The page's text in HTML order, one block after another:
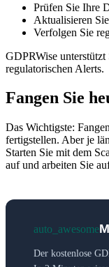
Prüfen Sie Ihre
Aktualisieren
Verfolgen Sie
GDPRWise
regulatorischen Alerts.
Fangen Sie
Das Wichtigste:
fertigstellen. Aber je
Starten Sie mit dem
auf und arbeiten Sie
auto_awesome
Der kostenlose